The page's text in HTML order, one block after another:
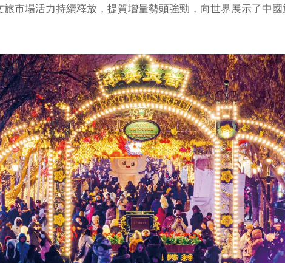
旅市場活力持續釋放，提質增量勢頭強勁，向世界展示了中